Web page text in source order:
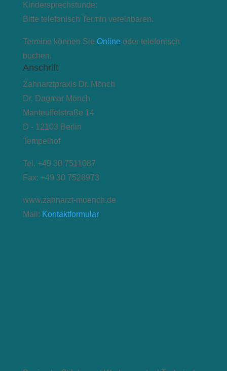
Kindersprechstunde:
Bitte telefonisch Termin vereinbaren.
Termine können Sie Online oder telefonisch
buchen.
Anschrift
Zahnarztpraxis Dr. Mönch
Dr. Dagmar Mönch
Manteuffelstraße 14
D - 12103 Berlin
Tempelhof
Tel. +49 30 7511087
Fax: +49 30 7528973
www.zahnarzt-moench.de
Mail: Kontaktformular